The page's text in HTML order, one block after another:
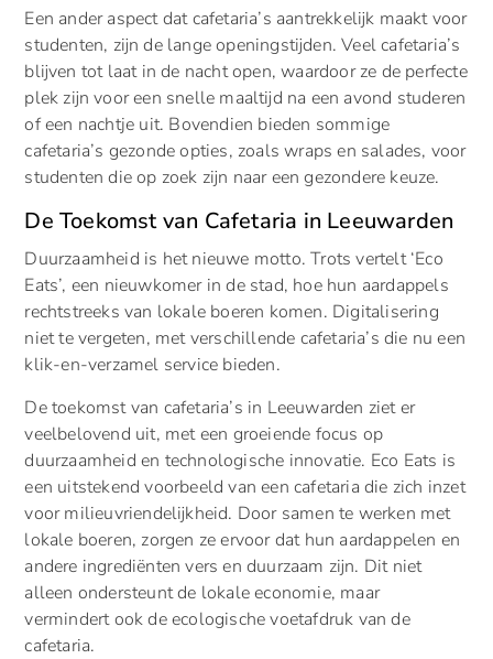
Een ander aspect dat cafetaria’s aantrekkelijk maakt voor
studenten, zijn de lange openingstijden. Veel cafetaria’s
blijven tot laat in de nacht open, waardoor ze de perfecte
plek zijn voor een snelle maaltijd na een avond studeren
of een nachtje uit. Bovendien bieden sommige
cafetaria’s gezonde opties, zoals wraps en salades, voor
studenten die op zoek zijn naar een gezondere keuze.
De Toekomst van Cafetaria in Leeuwarden
Duurzaamheid is het nieuwe motto. Trots vertelt ‘Eco
Eats’, een nieuwkomer in de stad, hoe hun aardappels
rechtstreeks van lokale boeren komen. Digitalisering
niet te vergeten, met verschillende cafetaria’s die nu een
klik-en-verzamel service bieden.
De toekomst van cafetaria’s in Leeuwarden ziet er
veelbelovend uit, met een groeiende focus op
duurzaamheid en technologische innovatie. Eco Eats is
een uitstekend voorbeeld van een cafetaria die zich inzet
voor milieuvriendelijkheid. Door samen te werken met
lokale boeren, zorgen ze ervoor dat hun aardappelen en
andere ingrediënten vers en duurzaam zijn. Dit niet
alleen ondersteunt de lokale economie, maar
vermindert ook de ecologische voetafdruk van de
cafetaria.